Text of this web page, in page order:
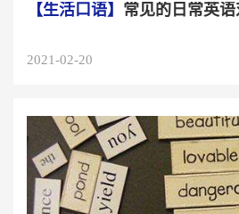
【生活口语】 常见的日常英语
2021-02-20